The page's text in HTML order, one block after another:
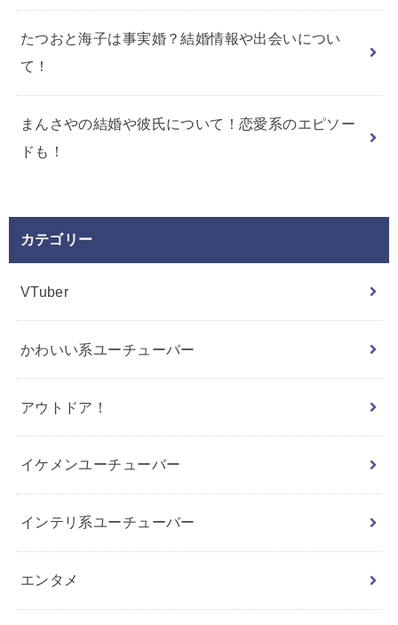
たつおと海子は事実婚？結婚情報や出会いについ
て！
まんさやの結婚や彼氏について！恋愛系のエピソー
ドも！
カテゴリー
VTuber
かわいい系ユーチューバー
アウトドア！
イケメンユーチューバー
インテリ系ユーチューバー
エンタメ